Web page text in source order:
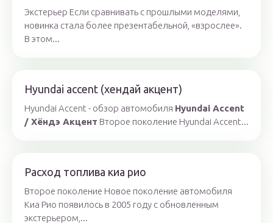
Экстерьер Если сравнивать с прошлыми моделями,
новинка стала более презентабельной, «взрослее».
В этом...
Hyundai accent (хендай акцент)
Hyundai Accent - обзор автомобиля Hyundai Accent
/ Хёндэ Акцент Второе поколение Hyundai Accent...
Расход топлива киа рио
Второе поколение Новое поколение автомобиля
Киа Рио появилось в 2005 году с обновленным
экстерьером,...